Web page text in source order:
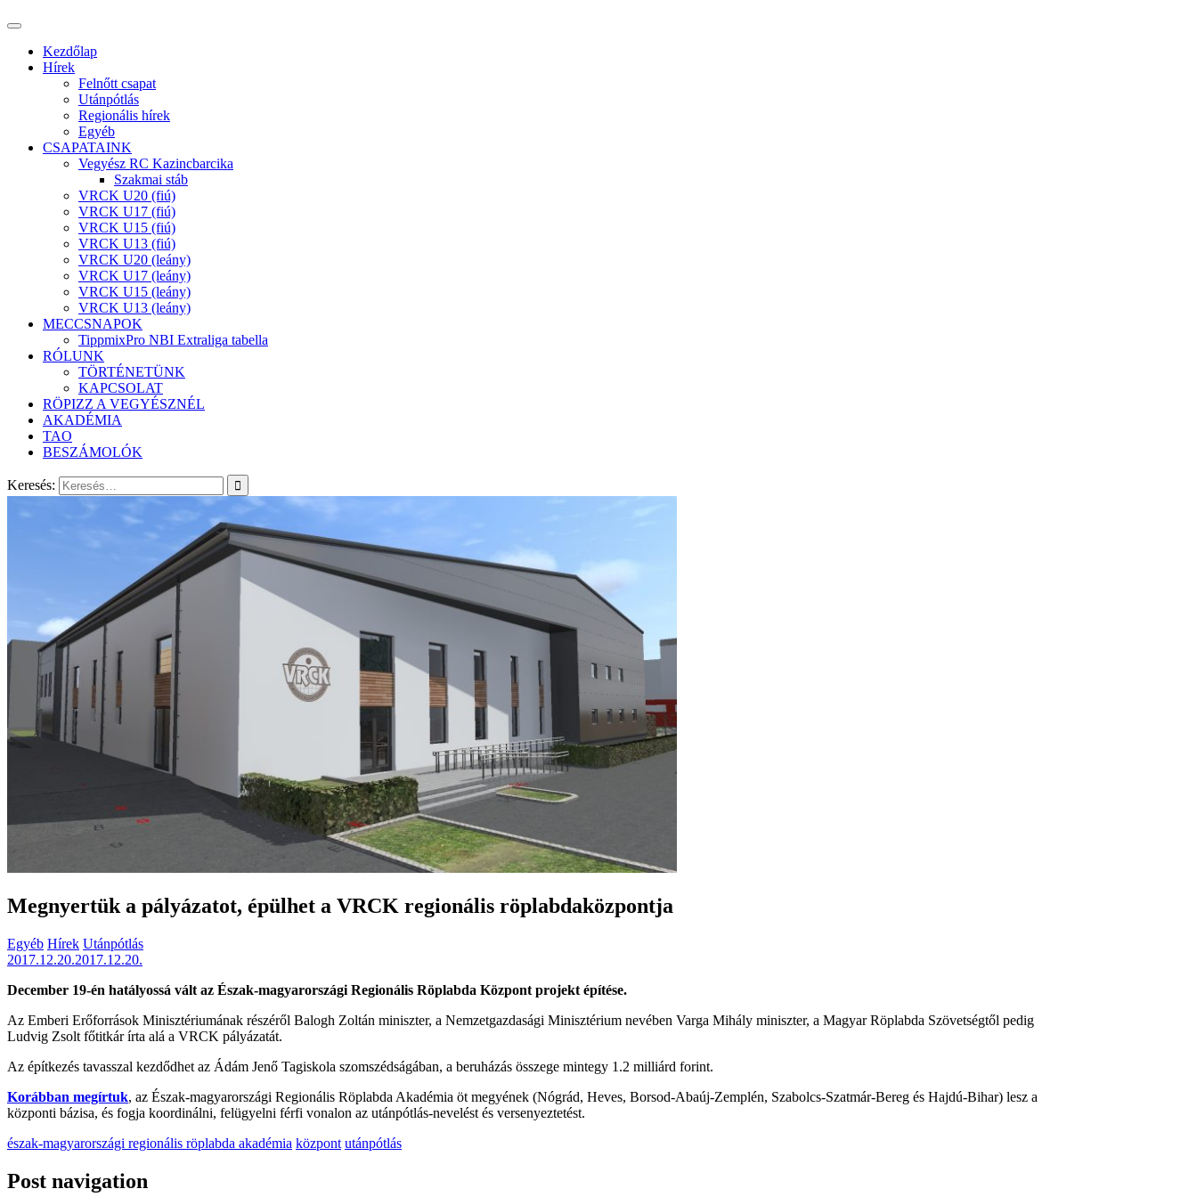
Kezdőlap
Hírek
Felnőtt csapat
Utánpótlás
Regionális hírek
Egyéb
CSAPATAINK
Vegyész RC Kazincbarcika
Szakmai stáb
VRCK U20 (fiú)
VRCK U17 (fiú)
VRCK U15 (fiú)
VRCK U13 (fiú)
VRCK U20 (leány)
VRCK U17 (leány)
VRCK U15 (leány)
VRCK U13 (leány)
MECCSNAPOK
TippmixPro NBI Extraliga tabella
RÓLUNK
TÖRTÉNETÜNK
KAPCSOLAT
RÖPIZZ A VEGYÉSZNÉL
AKADÉMIA
TAO
BESZÁMOLÓK
Keresés:
Megnyertük a pályázatot, épülhet a VRCK regionális röplabdaközpontja
Egyéb Hírek Utánpótlás
2017.12.20.2017.12.20.
December 19-én hatályossá vált az Észak-magyarországi Regionális Röplabda Központ projekt építése.
Az Emberi Erőforrások Minisztériumának részéről Balogh Zoltán miniszter, a Nemzetgazdasági Minisztérium nevében Varga Mihály miniszter, a Magyar Röplabda Szövetségtől pedig
Ludvig Zsolt főtitkár írta alá a VRCK pályázatát.
Az építkezés tavasszal kezdődhet az Ádám Jenő Tagiskola szomszédságában, a beruházás összege mintegy 1.2 milliárd forint.
Korábban megírtuk, az Észak-magyarországi Regionális Röplabda Akadémia öt megyének (Nógrád, Heves, Borsod-Abaúj-Zemplén, Szabolcs-Szatmár-Bereg és Hajdú-Bihar) lesz a
központi bázisa, és fogja koordinálni, felügyelni férfi vonalon az utánpótlás-nevelést és versenyeztetést.
észak-magyarországi regionális röplabda akadémia központ utánpótlás
Post navigation